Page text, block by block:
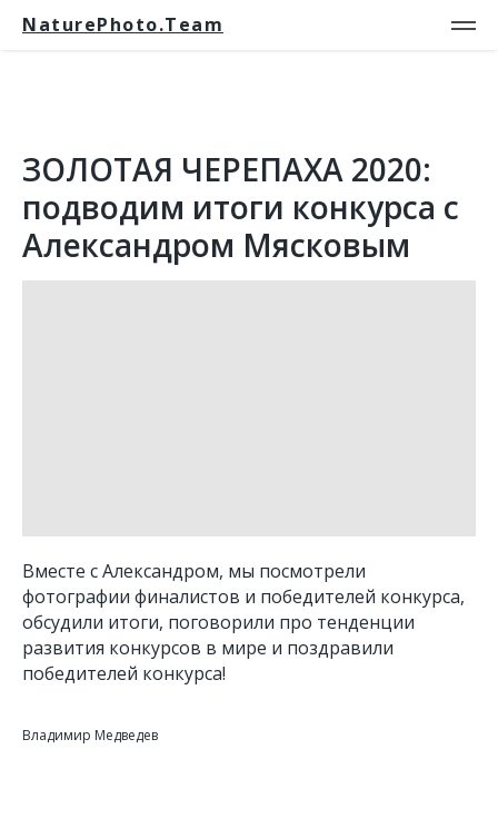
NaturePhoto.Team
ЗОЛОТАЯ ЧЕРЕПАХА 2020:
подводим итоги конкурса с
Александром Мясковым
Вместе с Александром, мы посмотрели
фотографии финалистов и победителей конкурса,
обсудили итоги, поговорили про тенденции
развития конкурсов в мире и поздравили
победителей конкурса!
Владимир Медведев